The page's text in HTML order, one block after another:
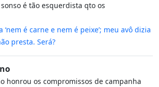
é tão esquerdista qto os
‘nem é carne e nem é peixe’; meu avô dizia
presta. Será?
honrou os compromissos de campanha